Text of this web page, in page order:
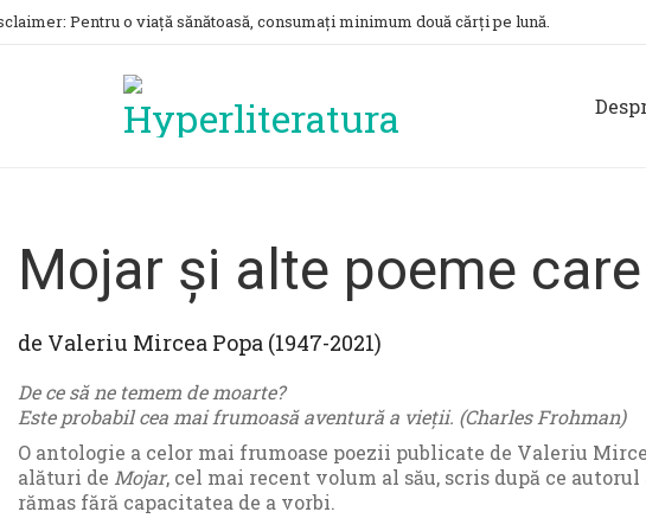
Pentru o viață sănătoasă, consumați minimum două cărți pe lună.
Mojar și alte poeme
de Valeriu Mircea Popa (1947-2021)
De ce să ne temem de moarte?
Este probabil cea mai frumoasă aventură a vieții. (Charles Frohman)
O antologie a celor mai frumoase poezii publicate de Valeriu
alături de Mojar, cel mai recent volum al său, scris după ce
rămas fără capacitatea de a vorbi.